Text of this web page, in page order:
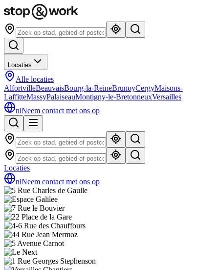
Locaties
Alle locaties
AlfortvilleBeauvaisBourg-la-ReineBrunoyCergyMaisons-
LaffitteMassyPalaiseauMontigny-le-BretonneuxVersailles
nlNeem contact met ons op
Locaties
nlNeem contact met ons op